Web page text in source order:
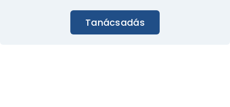
Tanácsadás